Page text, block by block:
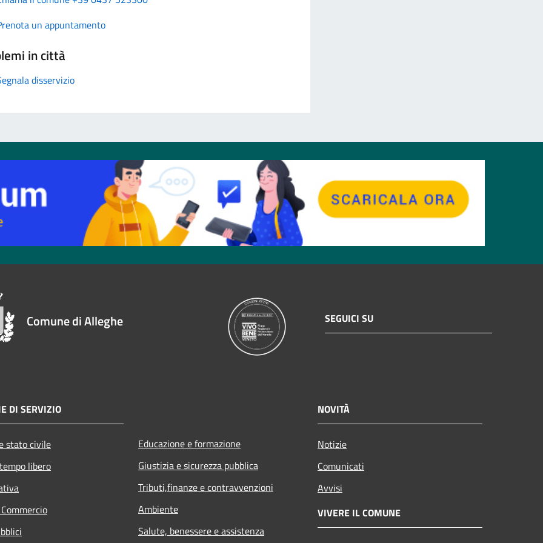
un appuntamento
in città
disservizio
Comune di Alleghe SEGUICI SU
DI SERVIZIO
stato civile
libero
Educazione e formazione
Giustizia e sicurezza pubblica
Tributi,finanze e contravvenzioni
Ambiente
Salute, benessere e assistenza
NOVITÀ
Notizie
Comunicati
Avvisi
VIVERE IL COMUNE